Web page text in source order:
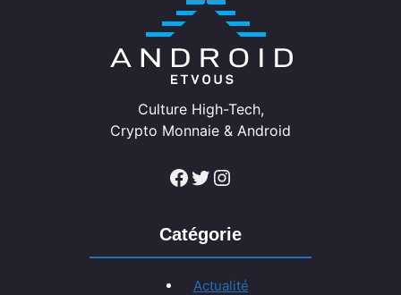
Culture High-Tech,
Crypto Monnaie & Android
Facebook Twitter Instagram
Catégorie
Actualité